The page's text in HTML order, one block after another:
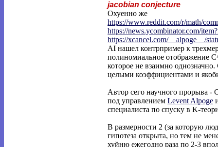
jacobian conjecture
Охуенно же
https://www.reddit.com/r/math/
https://news.ycombinator.com/
https://xcancel.com/__alpoge__/
AI нашел контрпример к
полиномиальное отображение
которое не взаимно
целыми коэффициентами и
Автор сего научного прорыва -
под управлением Levent Alpoge
специалиста по спуску в K-
В размерности 2 (за которую
гипотеза открыта, но тем не
хуйню ежегодно раза по 2-3